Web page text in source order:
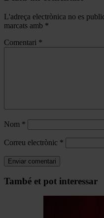
L'adreça electrònica no es
marcats amb *
Comentari *
Nom *
Correu electrònic *
Navegar
També et pot interessar